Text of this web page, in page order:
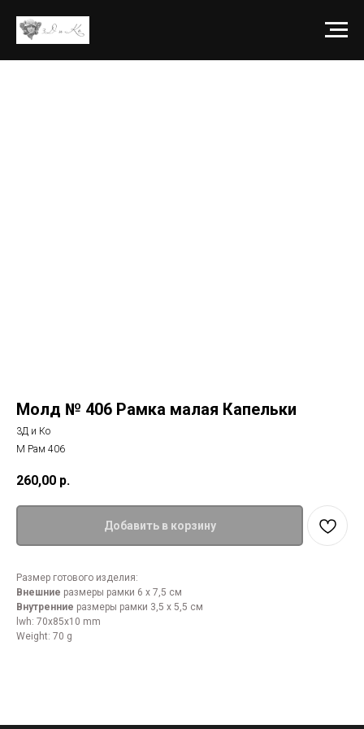
Молд № 406 Рамка малая Капельки
3Д и Ко
М Рам 406
260,00 р.
Добавить в корзину
Размер готового изделия:
Внешние размеры рамки 6 х 7,5 см
Внутренние размеры рамки 3,5 х 5,5 см
lwh: 70x85x10 mm
Weight: 70 g